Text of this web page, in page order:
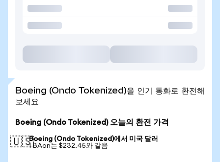
Boeing (Ondo Tokenized)을 인기 통화로 환전해
보세요
Boeing (Ondo Tokenized) 오늘의 환전 가격
🇺🇸Boeing (Ondo Tokenized)에서 미국 달러
1 BAon는 $232.45와 같음